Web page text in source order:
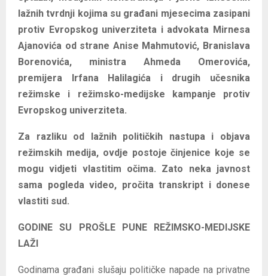
r
v
i
d
e
o
z
p
i
s
a
lažnih tvrdnji kojima su građani mjesecima zasipani
protiv Evropskog univerziteta i advokata Mirnesa
Ajanovića od strane Anise Mahmutović, Branislava
Borenovića, ministra Ahmeda Omerovića,
premijera Irfana Halilagića i drugih učesnika
režimske i režimsko-medijske kampanje protiv
Evropskog univerziteta.
Za razliku od lažnih političkih nastupa i objava
režimskih medija, ovdje postoje činjenice koje se
mogu vidjeti vlastitim očima. Zato neka javnost
sama pogleda video, pročita transkript i donese
vlastiti sud.
GODINE SU PROŠLE PUNE REŽIMSKO-MEDIJSKE
LAŽI
Godinama građani slušaju političke napade na privatne